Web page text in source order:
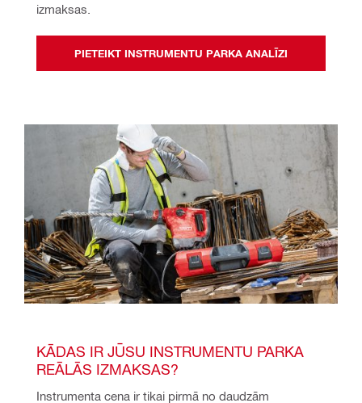
izmaksas.
PIETEIKT INSTRUMENTU PARKA ANALĪZI
KĀDAS IR JŪSU INSTRUMENTU PARKA
REĀLĀS IZMAKSAS?
Instrumenta cena ir tikai pirmā no daudzām